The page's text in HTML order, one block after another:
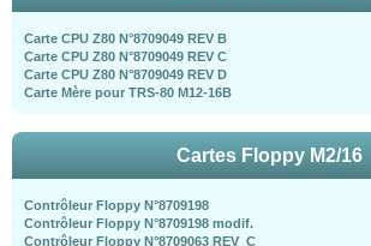
Carte CPU Z80 N°8709049 REV B
Carte CPU Z80 N°8709049 REV C
Carte CPU Z80 N°8709049 REV D
Carte Mère pour TRS-80 M12-16B
Cartes Floppy M2/16
Contrôleur Floppy N°8709198
Contrôleur Floppy N°8709198 modif.
Contrôleur Floppy N°8709063 REV_C